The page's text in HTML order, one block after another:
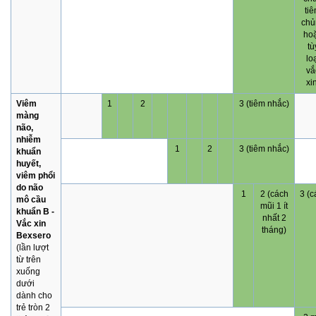
Viêm
màng
não,
nhiễm
khuẩn
huyết,
viêm phổi
do não
mô cầu
khuẩn B -
Vắc xin
Bexsero
(lần lượt
từ trên
xuống
dưới
dành cho
trẻ tròn 2
1 2 3 (tiêm nhắc)
1 2 3 (tiêm nhắc)
1
2 (cách
mũi 1 ít
nhất 2
tháng)
3